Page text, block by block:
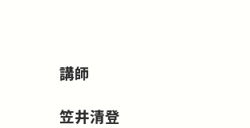
講師
笠井清登